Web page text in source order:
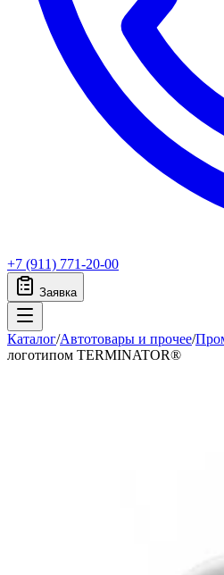
+7 (911) 771-20-00
Заявка
Каталог/Автотовары и прочее/
логотипом TERMINATOR®